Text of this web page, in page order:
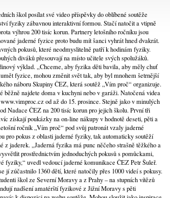
škol posílat své video příspěvky do oblíbené soutěže
fyziky zábavnou interaktivní formou. Stačí natočit a vtipně
výhrou 200 tisíc korun. Partnery letošního ročníku jsou
jaderné fyzice proto budu mít šanci vyhrát hned dvakrát.
pokusů, které neodmyslitelně patří k hodinám fyziky.
diváků přesouvají na místo učitele svých spolužáků.
výklad. „Chceme, aby fyzika děti bavila, aby měly chuť
fyzice, mohou změnit svět tak, aby byl mnohem šetrnější
náboru Skupiny ČEZ, která soutěž „Vím proč“ organizuje.
najdete doma v kuchyni nebo v garáži. Natočená videa
od až do 15. prosince. Stejně jako v minulých
Nadace ČEZ na 200 tisíc korun pro jejich školu. První tři
získají poukázky na on-line nákupy v hodnotě deseti, pěti a
ročník „Vím proč“ pod svůj patronát vzaly jaderné
pro pokus z oblasti jaderné fyziky, tak automaticky soutěží
z jaderek. „Jaderná fyzika má punc něčeho strašně těžkého a
prostřednictvím jednoduchých pokusů s pomůckami,
fyziky,“ uvedl vedoucí jaderné komunikace ČEZ Petr Šuleř.
jí zúčastnilo 1360 dětí, které natočily přes 1000 videí s pokusy.
škol ze Severní Moravy a z Prahy – na stupních vítězů
nadšení amatérští fyzikové z Jižní Moravy s pěti